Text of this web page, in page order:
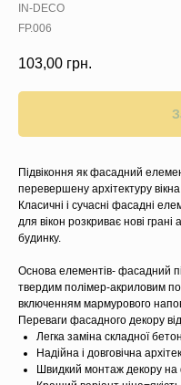
IN-DECO
FP.006
103,00 грн.
Підвіконня як фасадний
перевершену архітектуру вікна
Класичні і сучасні фасадні
для вікон розкриває нові
будинку.
Основа елементів- фасадний
твердим полімер-акриловим
включенням мармурового
Переваги фасадного декору
Легка заміна складної
Надійна і довговічна
Швидкий монтаж декору